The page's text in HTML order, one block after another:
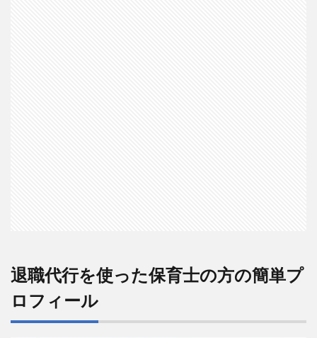
新人
保育
士に
仕事
を押
退職代行を使った保育士の方の簡単プ
ロフィール